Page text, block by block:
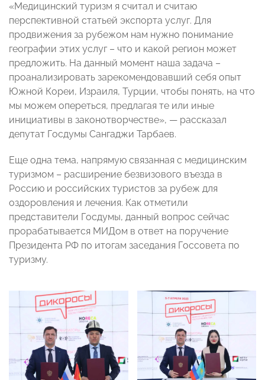
«Медицинский туризм я считал и считаю
перспективной статьей экспорта услуг. Для
продвижения за рубежом нам нужно понимание
географии этих услуг – что и какой регион может
предложить. На данный момент наша задача –
проанализировать зарекомендовавший себя опыт
Южной Кореи, Израиля, Турции, чтобы понять, на что
мы можем опереться, предлагая те или иные
инициативы в законотворчестве», — рассказал
депутат Госдумы Сангаджи Тарбаев.
Еще одна тема, напрямую связанная с медицинским
туризмом – расширение безвизового въезда в
Россию и российских туристов за рубеж для
оздоровления и лечения. Как отметили
представители Госдумы, данный вопрос сейчас
прорабатывается МИДом в ответ на поручение
Президента РФ по итогам заседания Госсовета по
туризму.